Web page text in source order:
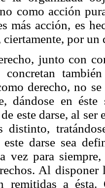
como acción
más acción, es
ciertamente, por un
junto con
concretan
derecho, no
dándose en
este darse, al ser
distinto,
darse sea
vez para
Al
remitidas a